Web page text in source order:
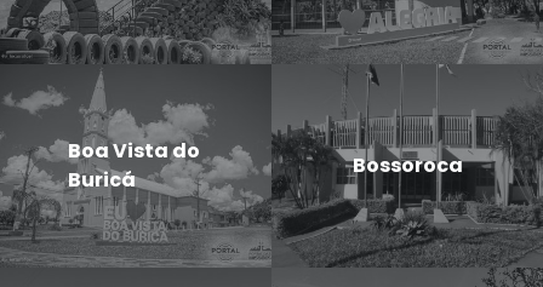
Boa Vista do
Buricá
Bossoroca